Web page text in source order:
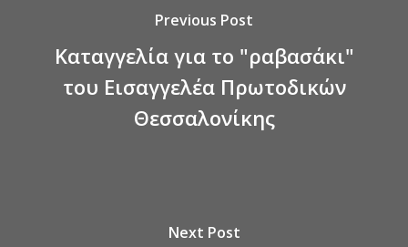
Previous Post
Καταγγελία για το "ραβασάκι"
του Εισαγγελέα Πρωτοδικών
Θεσσαλονίκης
Next Post